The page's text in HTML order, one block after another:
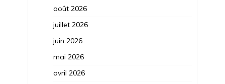
août 2026
juillet 2026
juin 2026
mai 2026
avril 2026